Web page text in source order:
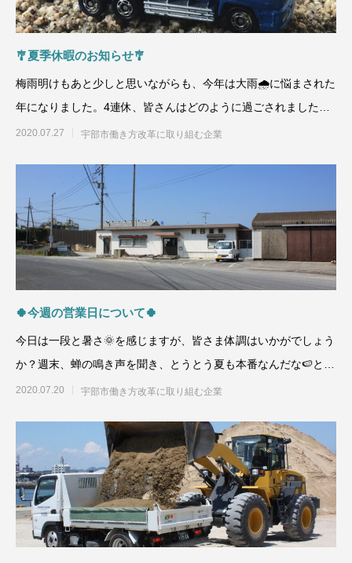
🎐夏季休暇のお知らせ🎐
梅雨明けもあと少しと思いながらも、今年は大雨🌧に悩まされた
年になりました。4連休、皆さんはどのように過ごされました
か？今年は宇部花火大会🎆
2020.07.27 宇部市働き方改革に取り組む企業
🍀今週の営業日について🍀
今日は一段と暑さ🌞を感じますが、皆さま体調はいかがでしょう
か？週末、蝉の鳴き声を聞き、とうとう夏も本番なんだな🍉と感
じてきました。
2020.07.20 宇部市働き方改革に取り組む企業